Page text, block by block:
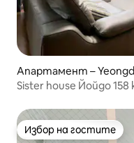
Апартамент –
Sister house Йойдо
Избор на гостите
Избор на гостите